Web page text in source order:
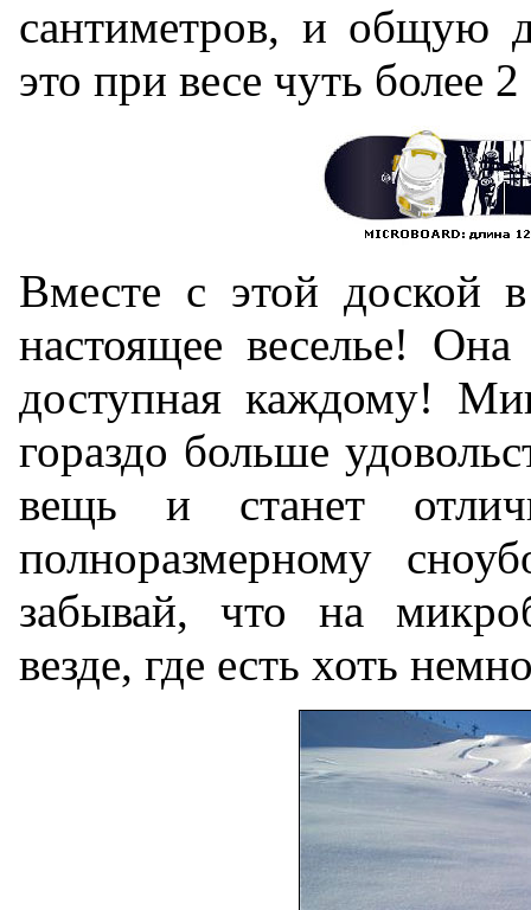
сантиметров, и общую
это при весе чуть более
Вместе с этой доской
настоящее веселье!
доступная каждому!
гораздо больше
вещь и станет
полноразмерному
забывай, что на
везде, где есть хоть